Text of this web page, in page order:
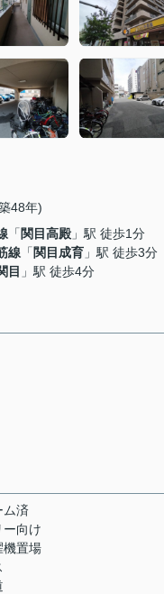
48年)
「 関目高殿 」駅 徒歩1分
線 「 関目成育 」駅 徒歩3分
目 」駅 徒歩4分
ム済
ー向け
機置場